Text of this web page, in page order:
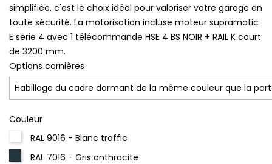
simplifiée, c'est le choix idéal pour valoriser votre garage en
toute sécurité. La motorisation incluse moteur supramatic
E serie 4 avec 1 télécommande HSE 4 BS NOIR + RAIL K court
de 3200 mm.
Options cornières
Couleur
RAL 9016 - Blanc traffic
RAL 7016 - Gris anthracite